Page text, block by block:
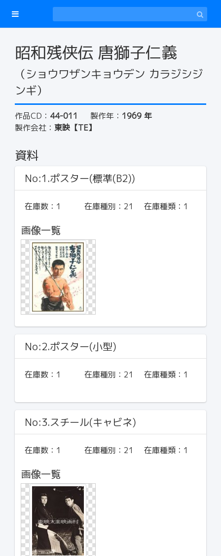
昭和残侠伝 唐獅子仁義
（ショウワザンキョウデン カラジシジ
ンギ）
作品CD： 44-011 製作年： 1969 年
製作会社： 東映【TE】
資料
No:1.ポスター(標準(B2))
在庫数： 1 在庫種別： 21 在庫種類： 1
画像一覧
No:2.ポスター(小型)
在庫数： 1 在庫種別： 21 在庫種類： 1
No:3.スチール(キャビネ)
在庫数： 1 在庫種別： 21 在庫種類： 1
画像一覧